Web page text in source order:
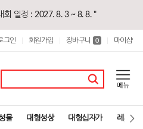
회 일정 : 2027. 8. 3 ~ 8. 8. "
그인 회원가입 장바구니 0 마이샵
물 대형성상 대형십자가 레지오